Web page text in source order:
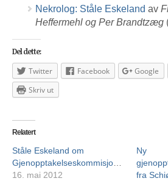
Nekrolog: Ståle Eskeland av
Heffermehl og Per Brandtzæg
Del dette:
Twitter Facebook Google
Skriv ut
Relatert
Ståle Eskeland om
16. mai 2012
Ny
fra